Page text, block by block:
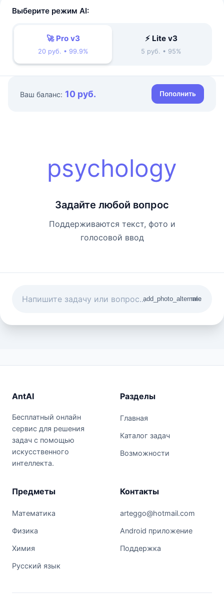
Выберите режим AI:
🚀 Pro v3
20 руб. • 99.9%
⚡ Lite v3
5 руб. • 95%
Ваш баланс: 10 руб. Пополнить
psychology
Задайте любой вопрос
Поддерживаются текст, фото и
голосовой ввод
add_photo_alternate
mic
AntAI
Бесплатный онлайн
сервис для решения
задач с помощью
искусственного
интеллекта.
Разделы
Главная
Каталог задач
Возможности
Предметы
Математика
Физика
Химия
Русский язык
Контакты
arteggo@hotmail.com
Android приложение
Поддержка